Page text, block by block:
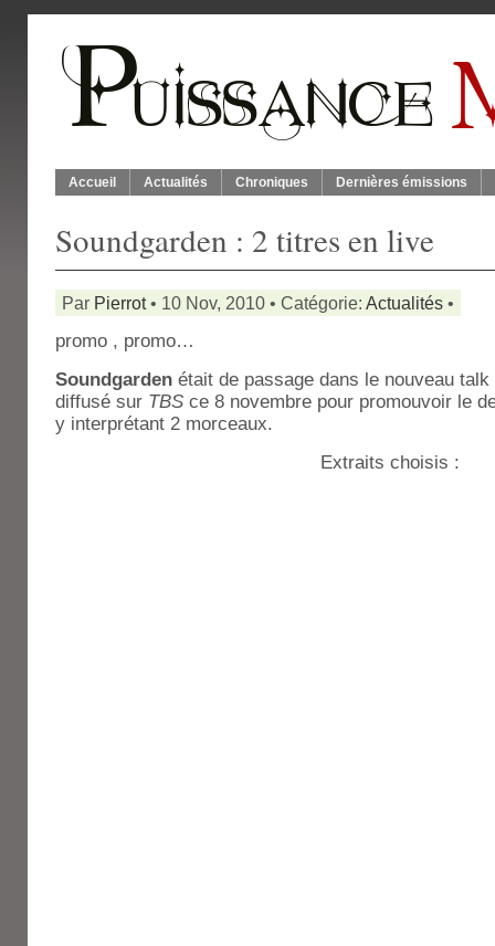
Accueil Actualités Chroniques Dernières émissions
Soundgarden : 2 titres en live
Par Pierrot• 10 Nov, 2010 • Catégorie: Actualités •
promo , promo…
Soundgarden était de passage dans le nouveau
diffusé sur TBS ce 8 novembre pour promouvoir le
y interprétant 2 morceaux.
Extraits choisis :